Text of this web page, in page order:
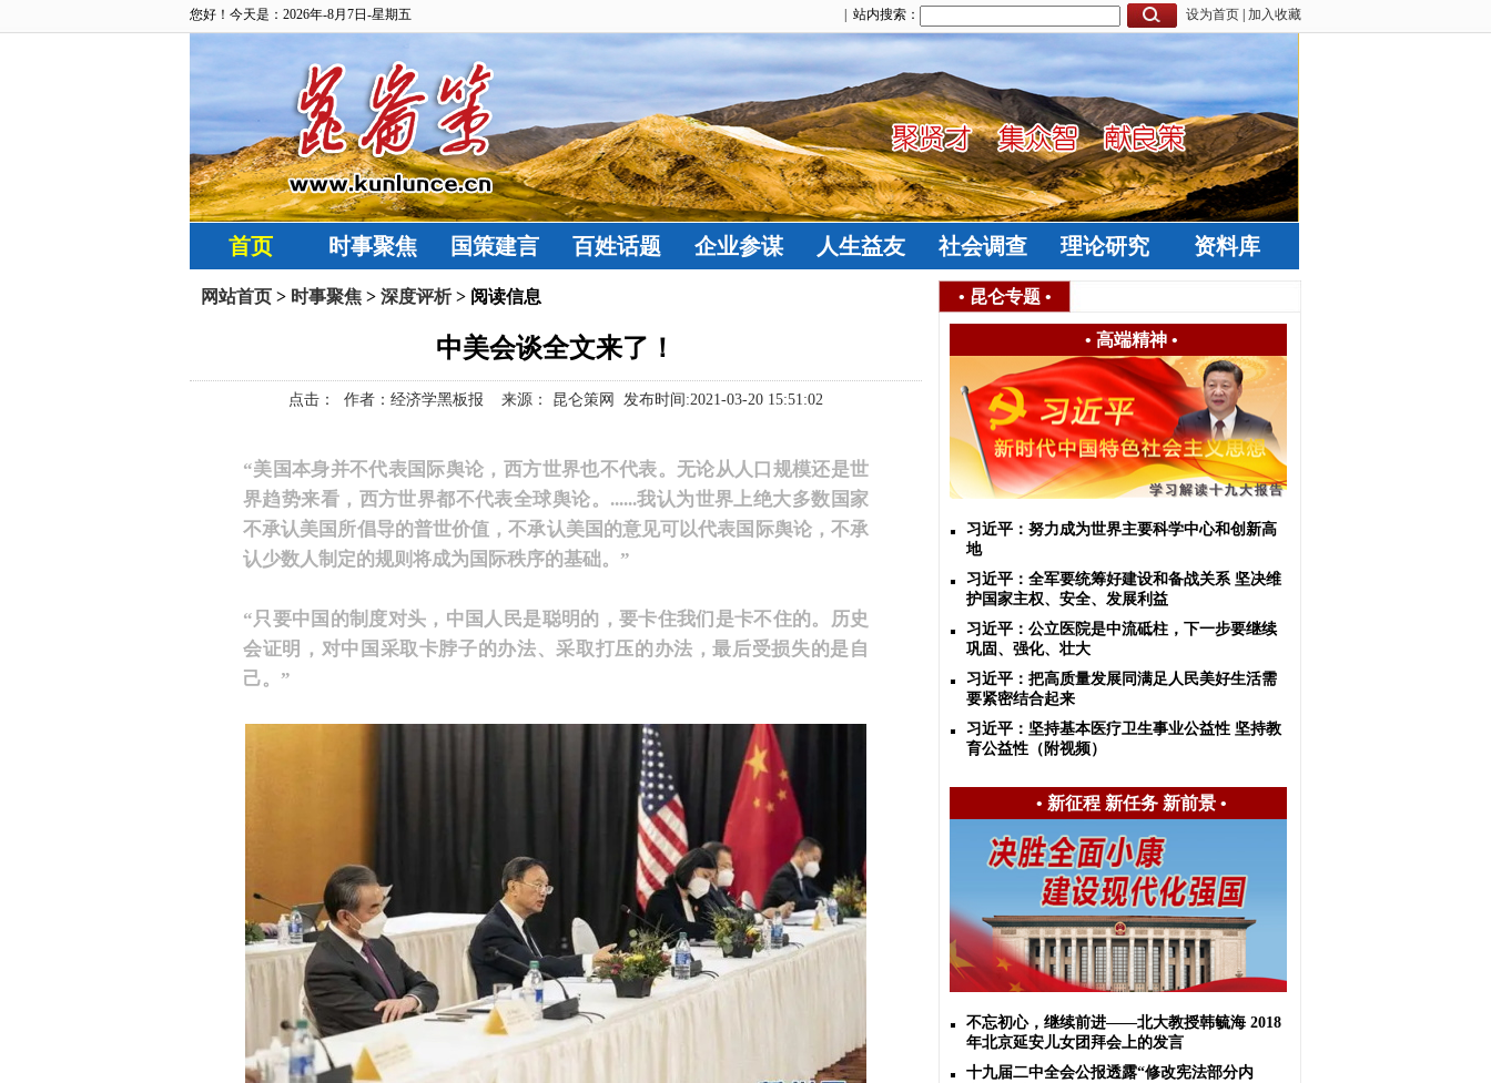
您好！今天是：2026年-8月7日-星期五 设为首页 加入收藏
| 站内搜索：
首页 时事聚焦 国策建言 百姓话题 企业参谋 人生益友 社会调查 理论研究 资料库
网站首页 > 时事聚焦 > 深度评析> 阅读信息
中美会谈全文来了！
点击： 作者：经济学黑板报 来源： 昆仑策网 发布时间:2021-03-20 15:51:02
“美国本身并不代表国际舆论，西方世界也不代表。无论从人口规模还是世
界趋势来看，西方世界都不代表全球舆论。......我认为世界上绝大多数国家
不承认美国所倡导的普世价值，不承认美国的意见可以代表国际舆论，不承
认少数人制定的规则将成为国际秩序的基础。”
“只要中国的制度对头，中国人民是聪明的，要卡住我们是卡不住的。历史
会证明，对中国采取卡脖子的办法、采取打压的办法，最后受损失的是自
己。”
• 昆仑专题 •
• 高端精神•
习近平：努力成为世界主要科学中心和创新高
地
习近平：全军要统筹好建设和备战关系 坚决维
护国家主权、安全、发展利益
习近平：公立医院是中流砥柱，下一步要继续
巩固、强化、壮大
习近平：把高质量发展同满足人民美好生活需
要紧密结合起来
习近平：坚持基本医疗卫生事业公益性 坚持教
育公益性（附视频）
• 新征程 新任务 新前景•
不忘初心，继续前进——北大教授韩毓海 2018
年北京延安儿女团拜会上的发言
十九届二中全会公报透露“修改宪法部分内